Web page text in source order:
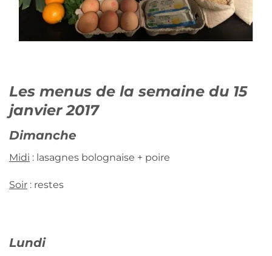
Les menus de la semaine du 15
janvier 2017
Dimanche
Midi : lasagnes bolognaise + poire
Soir : restes
Lundi